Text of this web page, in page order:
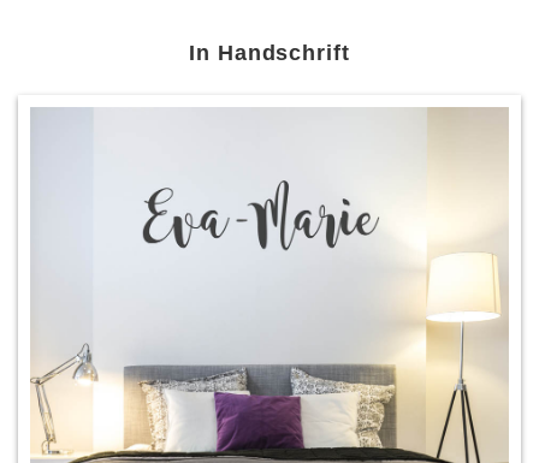
In Handschrift